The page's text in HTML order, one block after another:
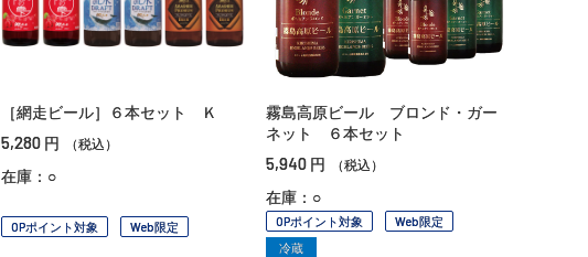
［網走ビール］６本セット Ｋ
5,280 円 （税込）
在庫：○
OPポイント対象 Web限定
霧島高原ビール ブロンド・ガー
ネット ６本セット
5,940 円 （税込）
在庫：○
OPポイント対象
Web限定
冷蔵